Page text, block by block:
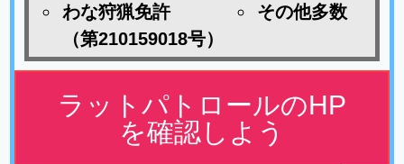
わな狩猟免許
（第210159018号）
その他多数
ラットパトロールのHP
を確認しよう